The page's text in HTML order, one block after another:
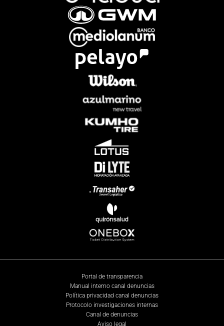
Portal de transparencia
Manual interno canal denuncias
Política privacidad canal denuncias
Protocolo investigaciones internas
Canal de denuncias
Aviso legal